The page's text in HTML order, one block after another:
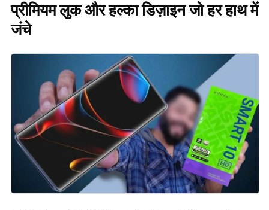
प्रीमियम लुक और हल्का डिज़ाइन जो हर हाथ में
जंचे